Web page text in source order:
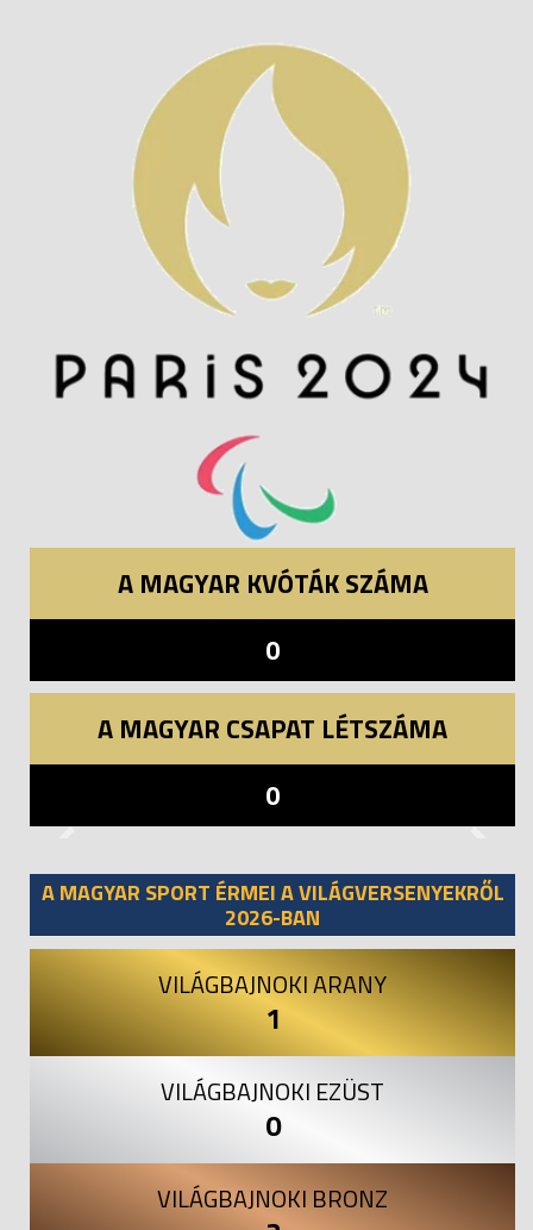
A MAGYAR KVÓTÁK SZÁMA
0
A MAGYAR CSAPAT LÉTSZÁMA
0
A MAGYAR SPORT ÉRMEI A VILÁGVERSENYEKRŐL
2026-BAN
VILÁGBAJNOKI ARANY
1
VILÁGBAJNOKI EZÜST
0
VILÁGBAJNOKI BRONZ